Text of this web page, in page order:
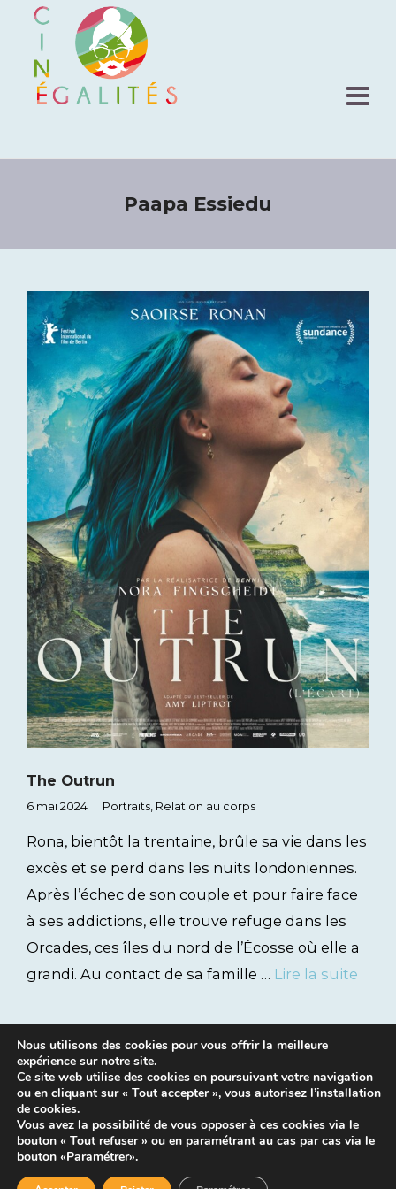
Paapa Essiedu
The Outrun
6 mai 2024 Portraits, Relation au corps
Rona, bientôt la trentaine, brûle sa vie dans les
excès et se perd dans les nuits londoniennes.
Après l’échec de son couple et pour faire face
à ses addictions, elle trouve refuge dans les
Orcades, ces îles du nord de l’Écosse où elle a
grandi. Au contact de sa famille … Lire la suite
Mentions légales
Nous utilisons des cookies pour vous offrir la meilleure
expérience sur notre site.
Ce site web utilise des cookies en poursuivant votre navigation
ou en cliquant sur « Tout accepter », vous autorisez l’installation
de cookies.
Vous avez la possibilité de vous opposer à ces cookies via le
bouton « Tout refuser » ou en paramétrant au cas par cas via le
bouton «Paramétrer».